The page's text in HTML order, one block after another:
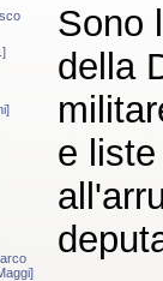
Sono
della
e